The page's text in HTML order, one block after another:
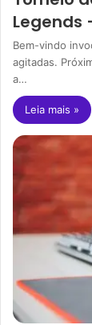
Legends
Bem-vindo
agitadas.
a…
Leia mais »